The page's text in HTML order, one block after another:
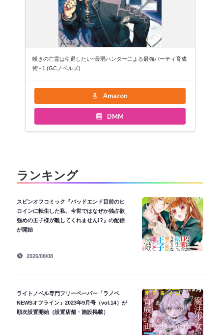
嘆きの亡霊は引退したい~最弱ハンターによる最強パーティ育成
術~ 1 (GCノベルズ)
Amazon
DMM
ランキング
スピンオフコミック『バッドエンド目前のヒ
ロインに転生した私、今世ではなぜか独占欲
強めの王子様が離してくれません!?』の配信
が開始
2026/08/08
ライトノベル専門フリーペーパー「ラノベ
NEWSオフライン」2023年9月号（vol.14）が
順次設置開始（設置店舗・施設掲載）